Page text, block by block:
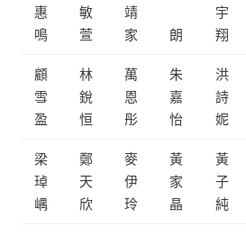
惠
鳴
敏
萱
靖
家
朗
宇
翔
顧
雪
盈
林
銳
恒
萬
恩
彤
朱
嘉
怡
洪
詩
妮
梁
琸
嵎
鄭
天
欣
麥
伊
玲
黃
家
晶
黃
子
純